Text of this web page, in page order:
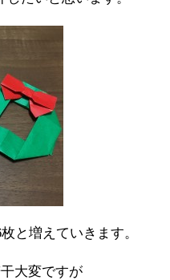
と増えていきます。
大変ですが